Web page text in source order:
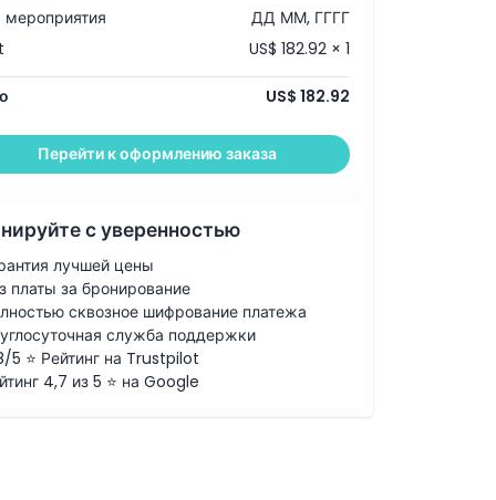
мероприятия
ДД ММ, ГГГГ
US$ 182.92 × 1
US$ 182.92
Перейти к оформлению заказа
с уверенностью
лучшей цены
платы за бронирование
сквозное шифрование платежа
служба поддержки
5 ⭐ Рейтинг на Trustpilot
4,7 из 5 ⭐ на Google